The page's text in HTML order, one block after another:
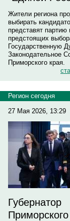
Жители региона
выбирать
представят партию
предстоящих
Государственную
Законодательное
Приморского края.
Регион сегодня
27 Мая 2026, 13:29
Губернатор